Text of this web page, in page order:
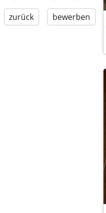
zurück bewerben